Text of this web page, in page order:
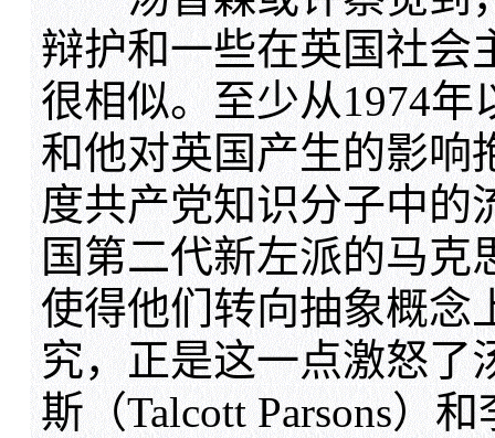
辩护和一些在英国社会
很相似。至少从1974
和他对英国产生的影响
度共产党知识分子中的
国第二代新左派的马克
使得他们转向抽象概念
究，正是这一点激怒了
斯（Talcott Parsons）